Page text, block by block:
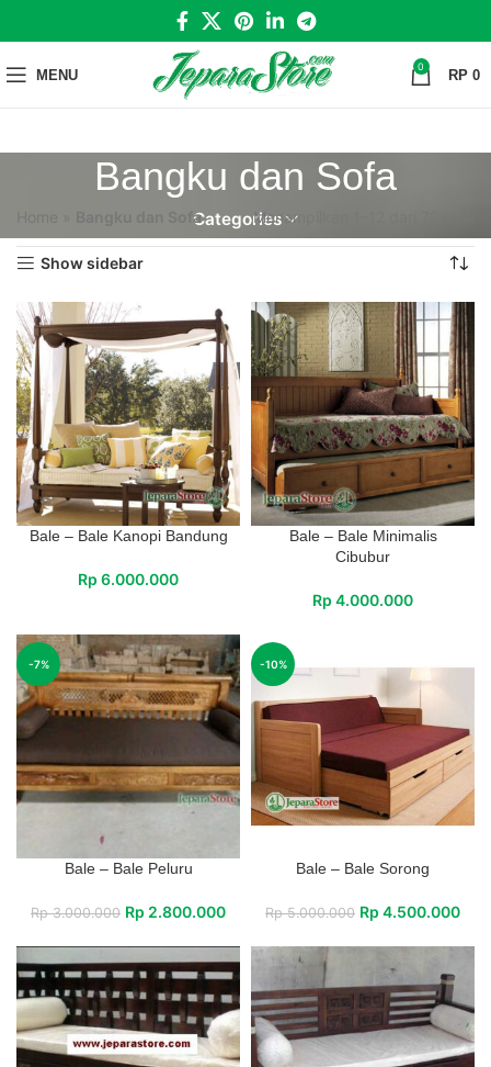
MENU 0 RP 0
Bangku dan Sofa
Categories
Bangku dan Sofa Menampilkan 1–12 dari 72 hasil
Show sidebar
Bale – Bale Kanopi Bandung
Rp 6.000.000
Bale – Bale Minimalis
Cibubur
Rp 4.000.000
-7%
Bale – Bale Peluru
Rp3.000.000 Rp 2.800.000
-10%
Bale – Bale Sorong
Rp5.000.000 Rp 4.500.000